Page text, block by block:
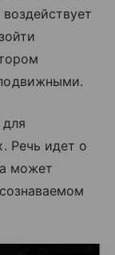
Речь идет о
может